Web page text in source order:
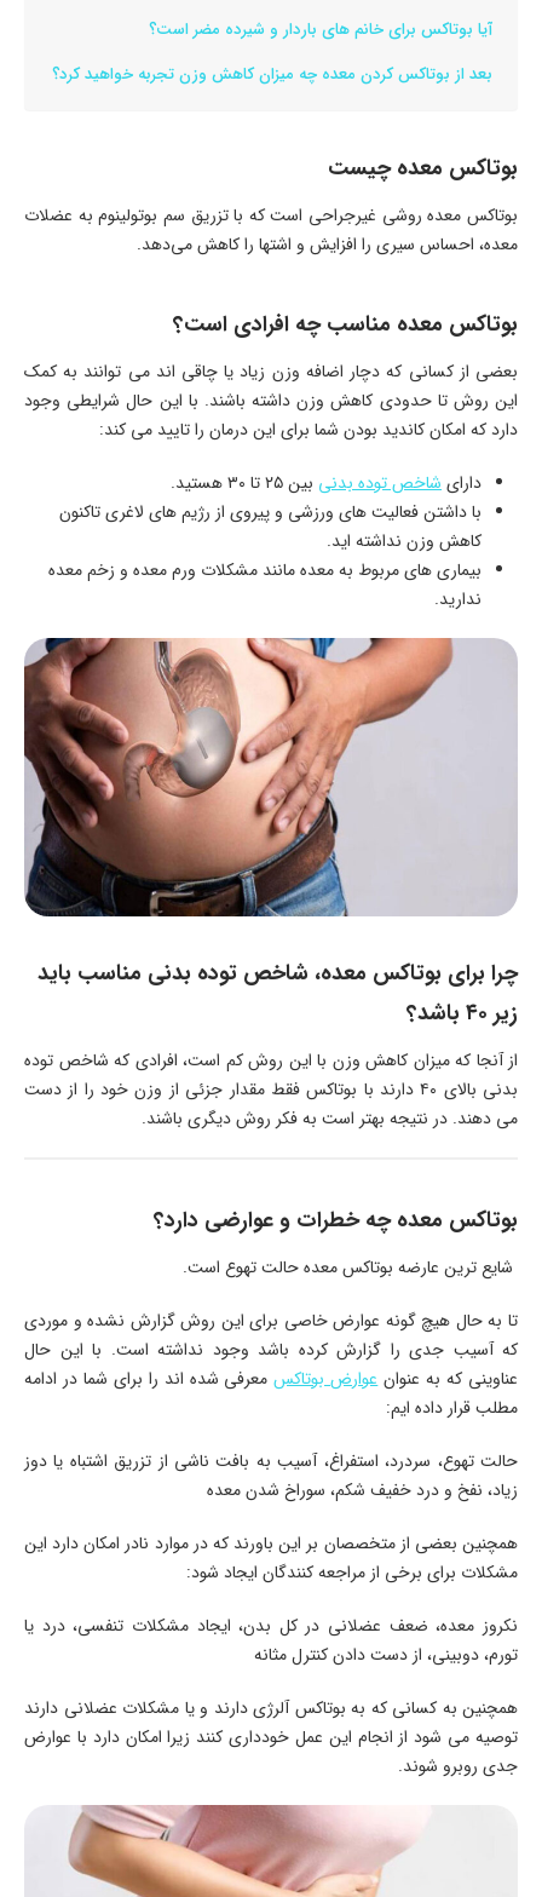
آیا بوتاکس برای خانم های باردار و شیرده مضر است؟
بعد از بوتاکس کردن معده چه میزان کاهش وزن تجربه خواهید کرد؟
بوتاکس معده چیست
بوتاکس معده روشی غیرجراحی است که با تزریق سم بوتولینوم به عضلات
معده، احساس سیری را افزایش و اشتها را کاهش می‌دهد.
بوتاکس معده مناسب چه افرادی است؟
بعضی از کسانی که دچار اضافه وزن زیاد یا چاقی اند می توانند به کمک
این روش تا حدودی کاهش وزن داشته باشند. با این حال شرایطی وجود
دارد که امکان کاندید بودن شما برای این درمان را تایید می کند:
دارایشاخص توده بدنی بین ۲۵ تا ۳۰ هستید.
با داشتن فعالیت های ورزشی و پیروی از رژیم های لاغری تاکنون
کاهش وزن نداشته اید.
بیماری های مربوط به معده مانند مشکلات ورم معده و زخم معده
ندارید.
چرا برای بوتاکس معده، شاخص توده بدنی مناسب باید
زیر ۴۰ باشد؟
از آنجا که میزان کاهش وزن با این روش کم است، افرادی که شاخص توده
بدنی بالای ۴۰ دارند با بوتاکس فقط مقدار جزئی از وزن خود را از دست
می دهند. در نتیجه بهتر است به فکر روش دیگری باشند.
بوتاکس معده چه خطرات و عوارضی دارد؟
شایع ترین عارضه بوتاکس معده حالت تهوع است.
تا به حال هیچ گونه عوارض خاصی برای این روش گزارش نشده و موردی
که آسیب جدی را گزارش کرده باشد وجود نداشته است. با این حال
عناوینی که به عنوانعوارض بوتاکسمعرفی شده اند را برای شما در ادامه
مطلب قرار داده ایم:
حالت تهوع، سردرد، استفراغ، آسیب به بافت ناشی از تزریق اشتباه یا دوز
زیاد، نفخ و درد خفیف شکم، سوراخ شدن معده
همچنین بعضی از متخصصان بر این باورند که در موارد نادر امکان دارد این
مشکلات برای برخی از مراجعه کنندگان ایجاد شود:
نکروز معده، ضعف عضلانی در کل بدن، ایجاد مشکلات تنفسی، درد یا
تورم، دوبینی، از دست دادن کنترل مثانه
همچنین به کسانی که به بوتاکس آلرژی دارند و یا مشکلات عضلانی دارند
توصیه می شود از انجام این عمل خودداری کنند زیرا امکان دارد با عوارض
جدی روبرو شوند.